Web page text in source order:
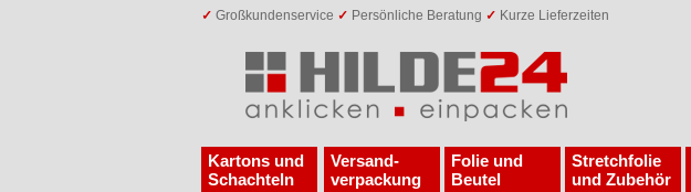
✓ Großkundenservice ✓ Persönliche Beratung ✓ Kurze Lieferzeiten
Kartons und
Schachteln
Versand­
verpackung
Folie und
Beutel
Stretchfolie
und Zubehör